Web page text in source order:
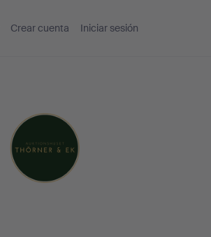
Crear cuenta Iniciar sesión